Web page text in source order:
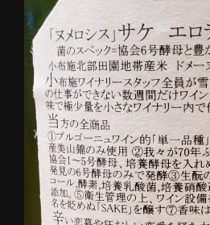
閉じる